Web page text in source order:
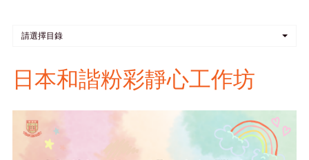
請選擇目錄
日本和諧粉彩靜心工作坊